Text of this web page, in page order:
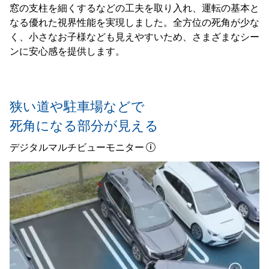
窓の支柱を細くするなどの工夫を取り入れ、運転の基本と
なる優れた視界性能を実現しました。全方位の死角が少な
く、小さなお子様なども見えやすいため、さまざまなシー
ンに安心感を提供します。
狭い道や駐車場などで
死角になる部分が見える
デジタルマルチビューモニター